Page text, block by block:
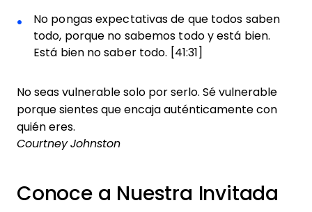
No pongas expectativas de que todos saben
todo, porque no sabemos todo y está bien.
Está bien no saber todo. [41:31]
No seas vulnerable solo por serlo. Sé vulnerable
porque sientes que encaja auténticamente con
quién eres.
Courtney Johnston
Conoce a Nuestra Invitada